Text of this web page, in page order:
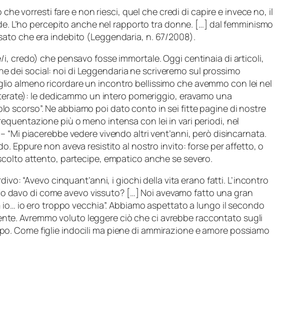
vorresti fare e non riesci, quel che credi di capire e invece no, il
L’ho percepito anche nel rapporto tra donne. […] dal femminismo
che era indebito (Leggendaria, n. 67/2008).
credo) che pensavo fosse immortale. Oggi centinaia di articoli,
dei social: noi di Leggendaria ne scriveremo sul prossimo
almeno ricordare un incontro bellissimo che avemmo con lei nel
le dedicammo un intero pomeriggio, eravamo una
scorso”. Ne abbiamo poi dato conto in sei fitte pagine di nostre
più o meno intensa con lei in vari periodi, nel
“Mi piacerebbe vedere vivendo altri vent’anni, però disincarnata.
Eppure non aveva resistito al nostro invito: forse per affetto, o
attento, partecipe, empatico anche se severo.
“Avevo cinquant’anni, i giochi della vita erano fatti. L’incontro
di come avevo vissuto? […] Noi avevamo fatto una gran
io… io ero troppo vecchia”. Abbiamo aspettato a lungo il secondo
Avremmo voluto leggere ciò che ci avrebbe raccontato sugli
Come figlie indocili ma piene di ammirazione e amore possiamo